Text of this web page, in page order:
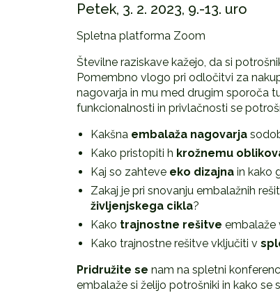
Petek, 3. 2. 2023, 9.-13. uro
Spletna platforma Zoom
Številne raziskave kažejo, da si
Pomembno vlogo pri odločitvi za
nagovarja in mu med drugim sporoča
funkcionalnosti in privlačnosti se
Kakšna embalaža nagovarja
Kako pristopiti h krožnemu
Kaj so zahteve eko dizajnain kako
Zakaj je pri snovanju embalažnih
življenjskega cikla?
Kako trajnostne rešitve embalaže
Kako trajnostne rešitve vključiti v
Pridružite se nam na spletni
embalaže si želijo potrošniki in kako se